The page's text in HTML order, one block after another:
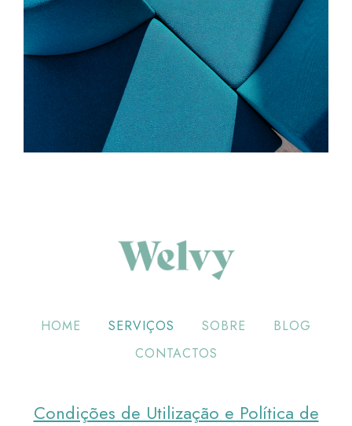
HOME SERVIÇOS SOBRE
BLOG
CONTACTOS
Condições de Utilização e Política de